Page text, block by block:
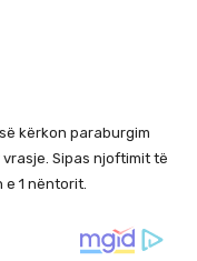
kërkon paraburgim
Sipas njoftimit të
1 nëntorit.